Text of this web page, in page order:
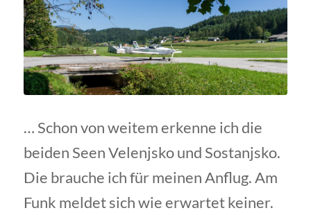
… Schon von weitem erkenne ich die
beiden Seen Velenjsko und Sostanjsko.
Die brauche ich für meinen Anflug. Am
Funk meldet sich wie erwartet keiner.